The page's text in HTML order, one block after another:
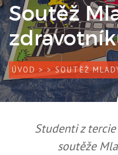
Soutěž
ÚVOD > > SOUTĚŽ
Studenti z
soutěže